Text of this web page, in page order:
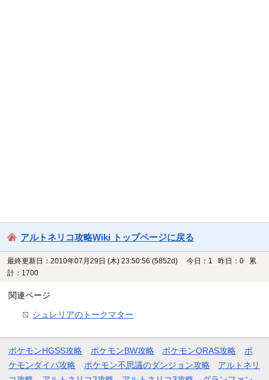
アルトネリコ攻略Wiki トップページに戻る
最終更新日：2010年07月29日 (木) 23:50:56 (5852d)
今日：1 昨日：0 累
計：1700
関連ページ
シュレリアのトークマター
ポケモンHGSS攻略 ポケモンBW攻略 ポケモンORAS攻略
ポ
ケモンダイパ攻略
ポケモン不思議のダンジョン攻略
アルトネリ